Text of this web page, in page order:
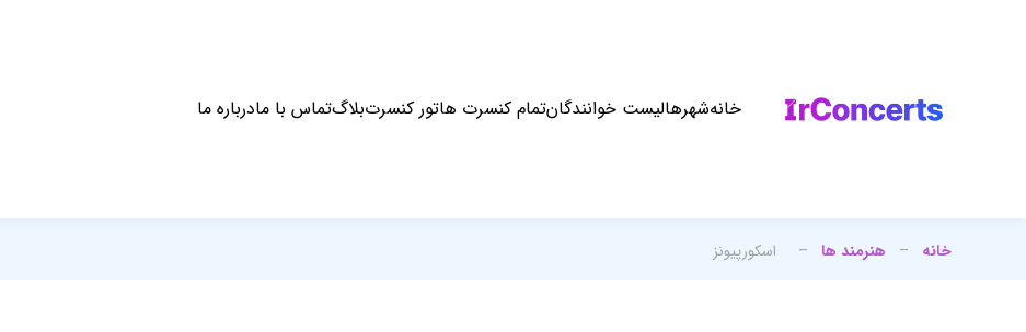
خانهشهرهالیست خوانندگانتمام کنسرت هاتور کنسرتبلاگتماس با مادرباره ما
خانه – هنرمند ها – اسکورپیونز